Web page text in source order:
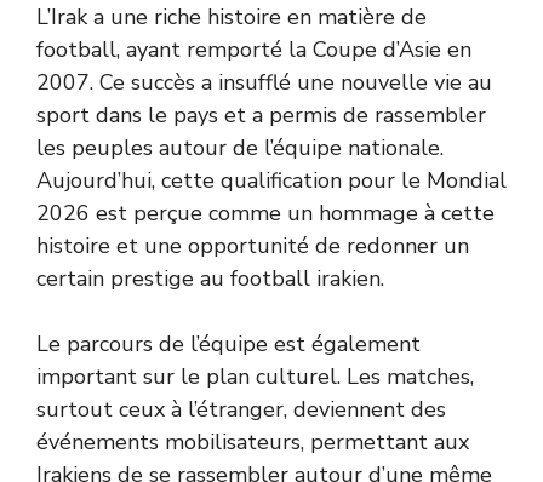
L’Irak a une riche histoire en matière de
football, ayant remporté la Coupe d’Asie en
2007. Ce succès a insufflé une nouvelle vie au
sport dans le pays et a permis de rassembler
les peuples autour de l’équipe nationale.
Aujourd’hui, cette qualification pour le Mondial
2026 est perçue comme un hommage à cette
histoire et une opportunité de redonner un
certain prestige au football irakien.
Le parcours de l’équipe est également
important sur le plan culturel. Les matches,
surtout ceux à l’étranger, deviennent des
événements mobilisateurs, permettant aux
Irakiens de se rassembler autour d’une même